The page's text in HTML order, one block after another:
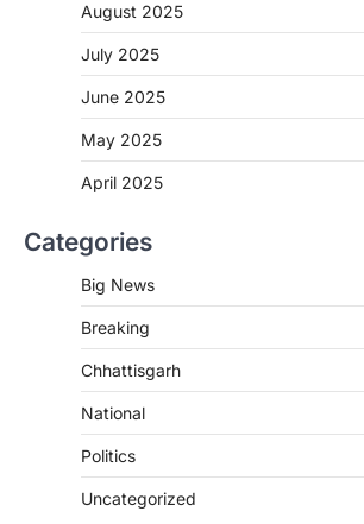
August 2025
July 2025
June 2025
May 2025
April 2025
Categories
Big News
Breaking
Chhattisgarh
National
Politics
Uncategorized
CHHATTISGARH
जशपुर जिले की 5 माह की
CG: छिपली की दीदियों